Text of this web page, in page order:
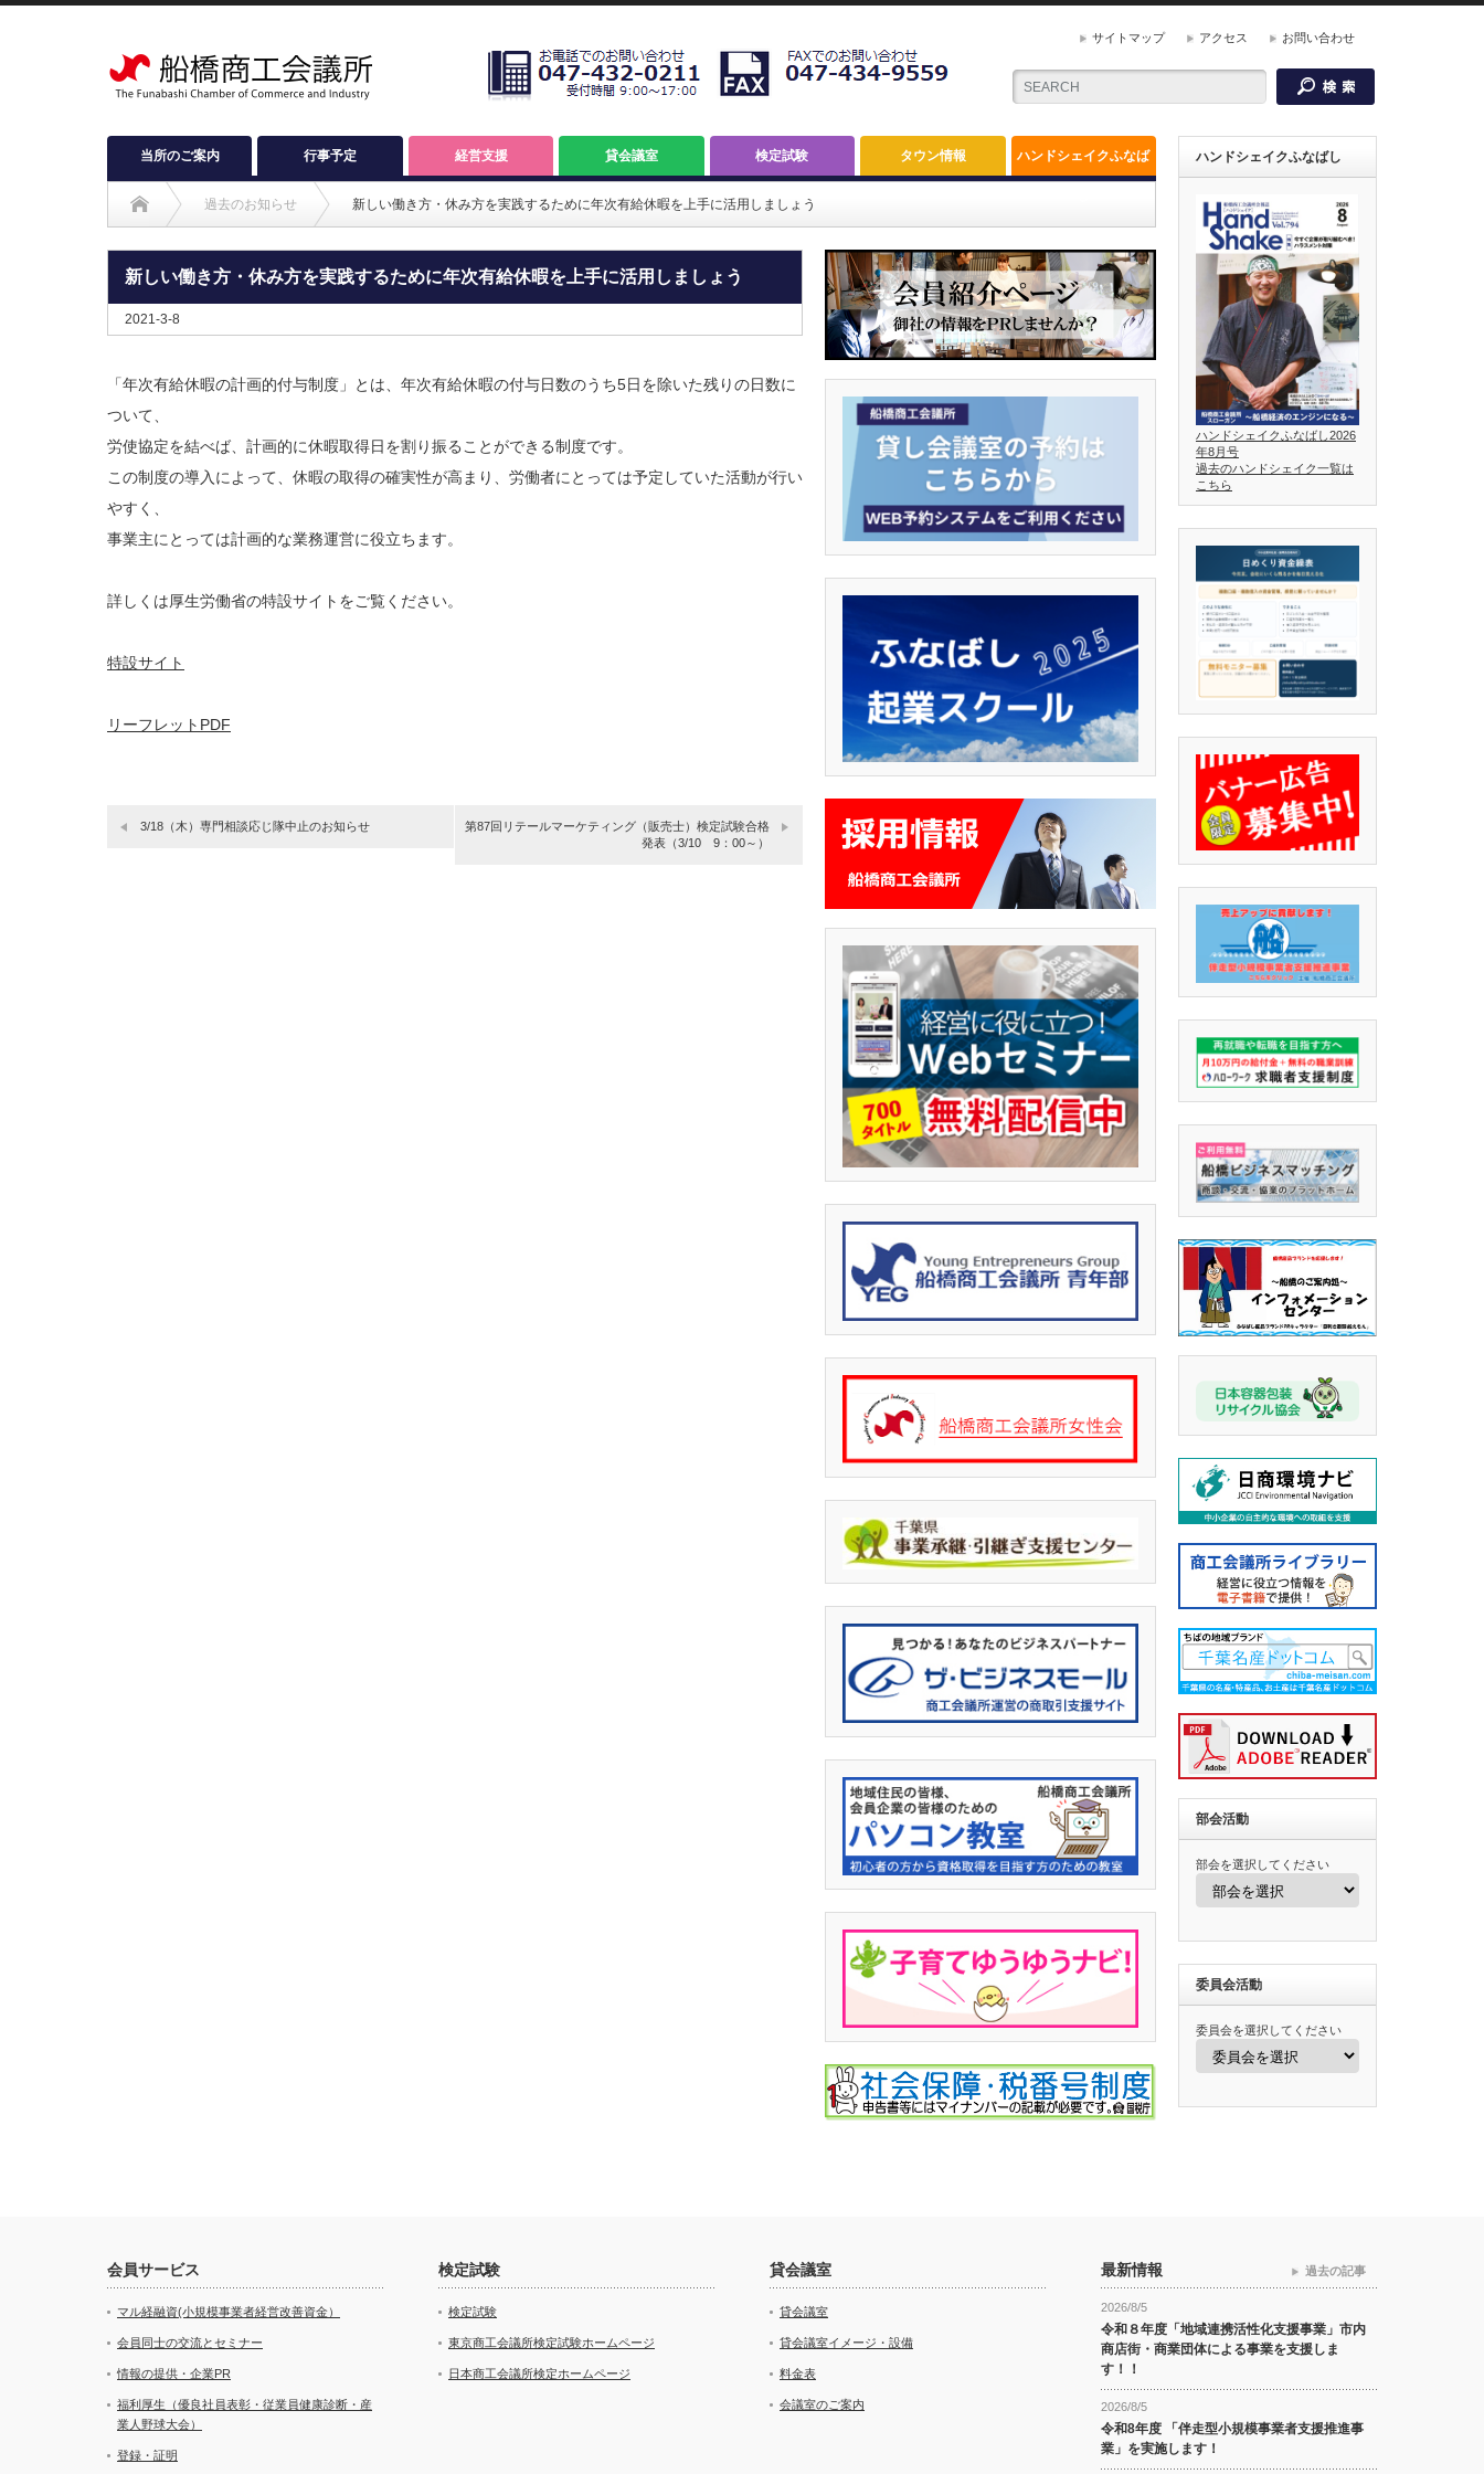
サイトマップ アクセス お問い合わせ
当所のご案内 行事予定 経営支援 貸会議室 検定試験 タウン情報 ハンドシェイクふなば
過去のお知らせ 新しい働き方・休み方を実践するために年次有給休暇を上手に活用しましょう
新しい働き方・休み方を実践するために年次有給休暇を上手に活用しましょう
2021-3-8
「年次有給休暇の計画的付与制度」とは、年次有給休暇の付与日数のうち5日を除いた残りの日数に
ついて、
労使協定を結べば、計画的に休暇取得日を割り振ることができる制度です。
この制度の導入によって、休暇の取得の確実性が高まり、労働者にとっては予定していた活動が行い
やすく、
事業主にとっては計画的な業務運営に役立ちます。
詳しくは厚生労働省の特設サイトをご覧ください。
特設サイト
リーフレットPDF
3/18（木）専門相談応じ隊中止のお知らせ
第87回リテールマーケティング（販売士）検定試験合格
発表（3/10 9：00～）
ハンドシェイクふなばし
ハンドシェイクふなばし2026
年8月号
過去のハンドシェイク一覧は
こちら
部会活動
部会を選択してください
委員会活動
委員会を選択してください
会員サービス
マル経融資(小規模事業者経営改善資金）
会員同士の交流とセミナー
情報の提供・企業PR
福利厚生（優良社員表彰・従業員健康診断・産
業人野球大会）
登録・証明
検定試験
検定試験
東京商工会議所検定試験ホームページ
日本商工会議所検定ホームページ
貸会議室
貸会議室
貸会議室イメージ・設備
料金表
会議室のご案内
最新情報
2026/8/5
令和８年度「地域連携活性化支援事業」市内
商店街・商業団体による事業を支援しま
す！！
2026/8/5
令和8年度 「伴走型小規模事業者支援推進事
業」を実施します！
過去の記事